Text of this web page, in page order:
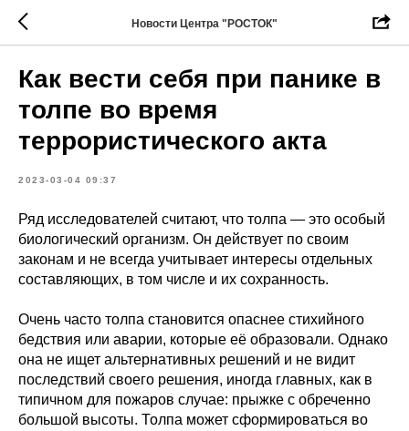
Новости Центра "РОСТОК"
Как вести себя при панике в
толпе во время
террористического акта
2023-03-04 09:37
Ряд исследователей считают, что толпа — это особый
биологический организм. Он действует по своим
законам и не всегда учитывает интересы отдельных
составляющих, в том числе и их сохранность.
Очень часто толпа становится опаснее стихийного
бедствия или аварии, которые её образовали. Однако
она не ищет альтернативных решений и не видит
последствий своего решения, иногда главных, как в
типичном для пожаров случае: прыжке с обреченно
большой высоты. Толпа может сформироваться во